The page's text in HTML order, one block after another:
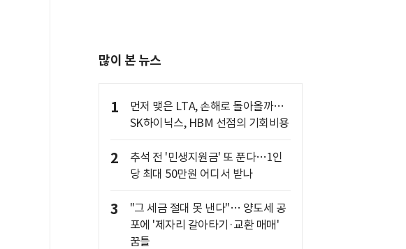
많이 본 뉴스
1
먼저 맺은 LTA, 손해로 돌아올까…
SK하이닉스, HBM 선점의 기회비용
2
추석 전 '민생지원금' 또 푼다…1인
당 최대 50만원 어디서 받나
3
"그 세금 절대 못 낸다"… 양도세 공
포에 '제자리 갈아타기·교환 매매'
꿈틀